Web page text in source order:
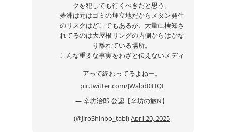
クを犯しても行くべきだと思う。
夢洲は元はゴミの埋立地だからメタン発生
のリスクはどこでもあるが、大量に検知さ
れてるのは大屋根リングの内側からはかな
り離れている場所。
こんな重要な事実をわざと伝えないメディ
アって終わってるよねー。
pic.twitter.com/JWabd0iHQI
— 辛坊治郎 公認【辛坊の旅N】
(@JiroShinbo_tabi)April 20, 2025